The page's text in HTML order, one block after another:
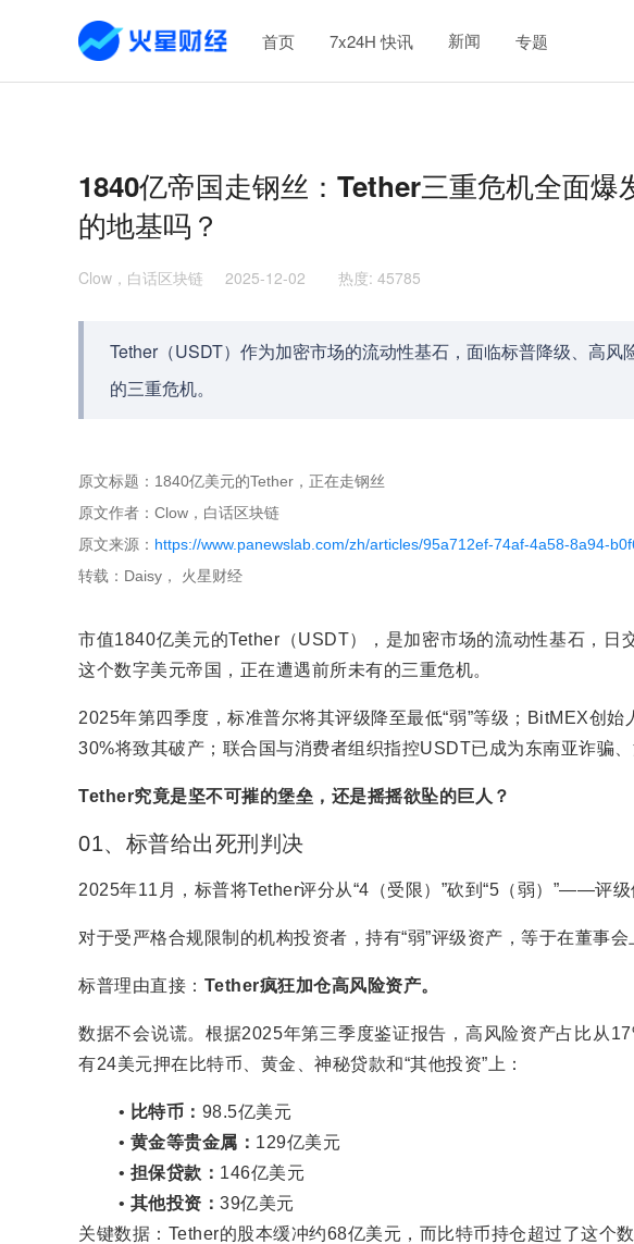
首页 7x24H 快讯 新闻 专题
1840亿帝国走钢丝：Tether三重危机全面爆
的地基吗？
Clow，白话区块链 2025-12-02 热度: 45785
Tether（USDT）作为加密市场的流动性基石，面临标普降级、高
的三重危机。
原文标题：1840亿美元的Tether，正在走钢丝
原文作者：Clow，白话区块链
原文来源： https://www.panewslab.com/zh/articles/95a712ef-74af-4a58-8a94-
转载：Daisy， 火星财经
市值1840亿美元的Tether（USDT），是加密市场的流动性基石，日
这个数字美元帝国，正在遭遇前所未有的三重危机。
2025年第四季度，标准普尔将其评级降至最低“弱”等级；BitMEX创
30%将致其破产；联合国与消费者组织指控USDT已成为东南亚诈骗
Tether究竟是坚不可摧的堡垒，还是摇摇欲坠的巨人？
01、标普给出死刑判决
2025年11月，标普将Tether评分从“4（受限）”砍到“5（弱）”——评级
对于受严格合规限制的机构投资者，持有“弱”评级资产，等于在董事会
标普理由直接： Tether疯狂加仓高风险资产。
数据不会说谎。根据2025年第三季度鉴证报告，高风险资产占比从
有24美元押在比特币、黄金、神秘贷款和“其他投资”上：
比特币： 98.5亿美元
黄金等贵金属： 129亿美元
担保贷款： 146亿美元
其他投资：39亿美元
关键数据：Tether的股本缓冲约68亿美元，而比特币持仓超过了这个数